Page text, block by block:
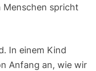
Menschen spricht
In einem Kind
Anfang an, wie wir